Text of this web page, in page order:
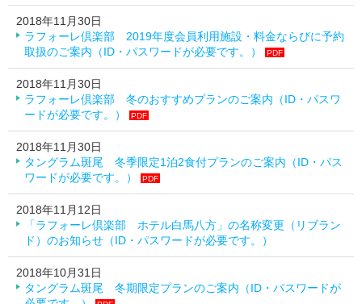
2018年11月30日
ラフォーレ倶楽部 2019年度会員利用施設・料金ならびに予約
取扱のご案内（ID・パスワードが必要です。）
PDF
2018年11月30日
ラフォーレ倶楽部 冬のおすすめプランのご案内（ID・パスワ
ードが必要です。）
PDF
2018年11月30日
タングラム斑尾 冬季限定1泊2食付プランのご案内（ID・パス
ワードが必要です。）
PDF
2018年11月12日
「ラフォーレ倶楽部 ホテル白馬八方」の名称変更（リブラン
ド）のお知らせ（ID・パスワードが必要です。）
2018年10月31日
タングラム斑尾 冬期限定プランのご案内（ID・パスワードが